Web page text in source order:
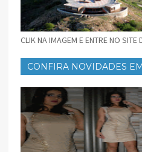
CLIK NA IMAGEM E ENTRE NO SITE
CONFIRA NOVIDADES